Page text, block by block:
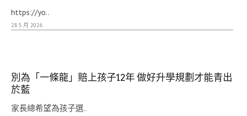
https://yo..
28 5 月 2026
別為「一條龍」賠上孩子12年 做好升學規劃才能青出
於藍
家長總希望為孩子選..